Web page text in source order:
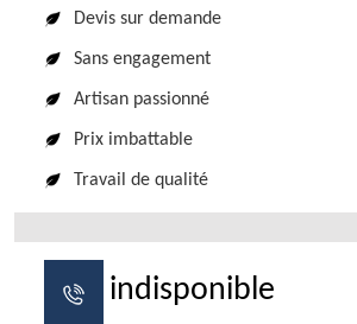
Devis sur demande
Sans engagement
Artisan passionné
Prix imbattable
Travail de qualité
indisponible